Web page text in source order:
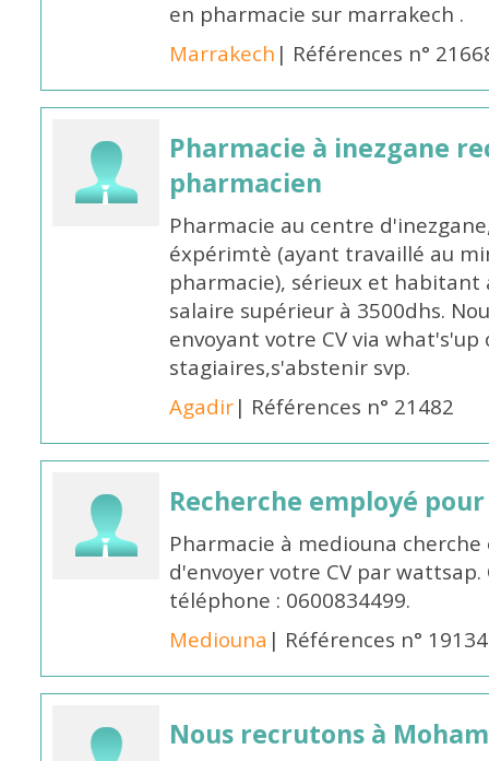
en pharmacie sur marrakech .
Marrakech | Références n°
Pharmacie à inezgane
pharmacien
Pharmacie au centre
éxpérimtè (ayant travaillé au
pharmacie), sérieux et habitant
salaire supérieur à 3500dhs.
envoyant votre CV via
stagiaires,s'abstenir svp.
Agadir| Références n° 21482
Recherche employé
Pharmacie à mediouna
d'envoyer votre CV par
téléphone : 0600834499.
Mediouna | Références n° 19134
Nous recrutons à